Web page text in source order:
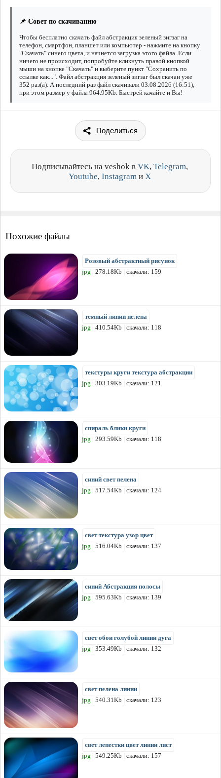
📌 Совет по скачиванию
Чтобы бесплатно скачать файл абстракция зеленый зигзаг на
телефон, смартфон, планшет или компьютер - нажмите на кнопку
"Скачать" синего цвета, и начнется загрузка этого файла. Если
ничего не происходит, попробуйте кликнуть правой кнопкой
мыши на кнопке "Скачать" и выберите пункт "Сохранить по
ссылке как...". Файл абстракция зеленый зигзаг был скачан уже
352 раз(а). А последний раз файл скачивали 03.08.2026 (16:51),
при этом размер у файла 964.95Kb. Быстрей качайте и Вы!
Поделиться
Подписывайтесь на veshok в VK, Telegram,
Youtube, Instagram и X
Похожие файлы
Розовый абстрактный рисунок
jpg | 278.18Kb | скачали: 159
темный линии пелена
jpg | 410.54Kb | скачали: 118
текстуры круги текстура абстракции
jpg | 303.19Kb | скачали: 121
спираль блики круги
jpg | 293.59Kb | скачали: 118
синий свет пелена
jpg | 517.54Kb | скачали: 124
свет текстура узор цвет
jpg | 516.04Kb | скачали: 137
синий Абстракция полосы
jpg | 595.63Kb | скачали: 139
свет обои голубой линии дуга
jpg | 353.49Kb | скачали: 132
свет пелена линии
jpg | 540.31Kb | скачали: 123
свет лепестки цвет линии лист
jpg | 549.25Kb | скачали: 157